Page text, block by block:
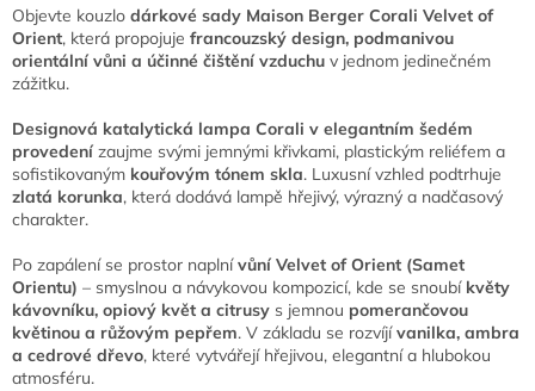
Objevte kouzlo dárkové sady Maison Berger Corali Velvet of
Orient, která propojuje francouzský design, podmanivou
orientální vůni a účinné čištění vzduchu v jednom jedinečném
zážitku.
Designová katalytická lampa Corali v elegantním šedém
provedení zaujme svými jemnými křivkami, plastickým reliéfem a
sofistikovaným kouřovým tónem skla. Luxusní vzhled podtrhuje
zlatá korunka, která dodává lampě hřejivý, výrazný a nadčasový
charakter.
Po zapálení se prostor naplnívůní Velvet of Orient (Samet
Orientu) – smyslnou a návykovou kompozicí, kde se snoubí květy
kávovníku, opiový květ a citrusy s jemnou pomerančovou
květinou a růžovým pepřem. V základu se rozvíjívanilka, ambra
a cedrové dřevo, které vytvářejí hřejivou, elegantní a hlubokou
atmosféru.